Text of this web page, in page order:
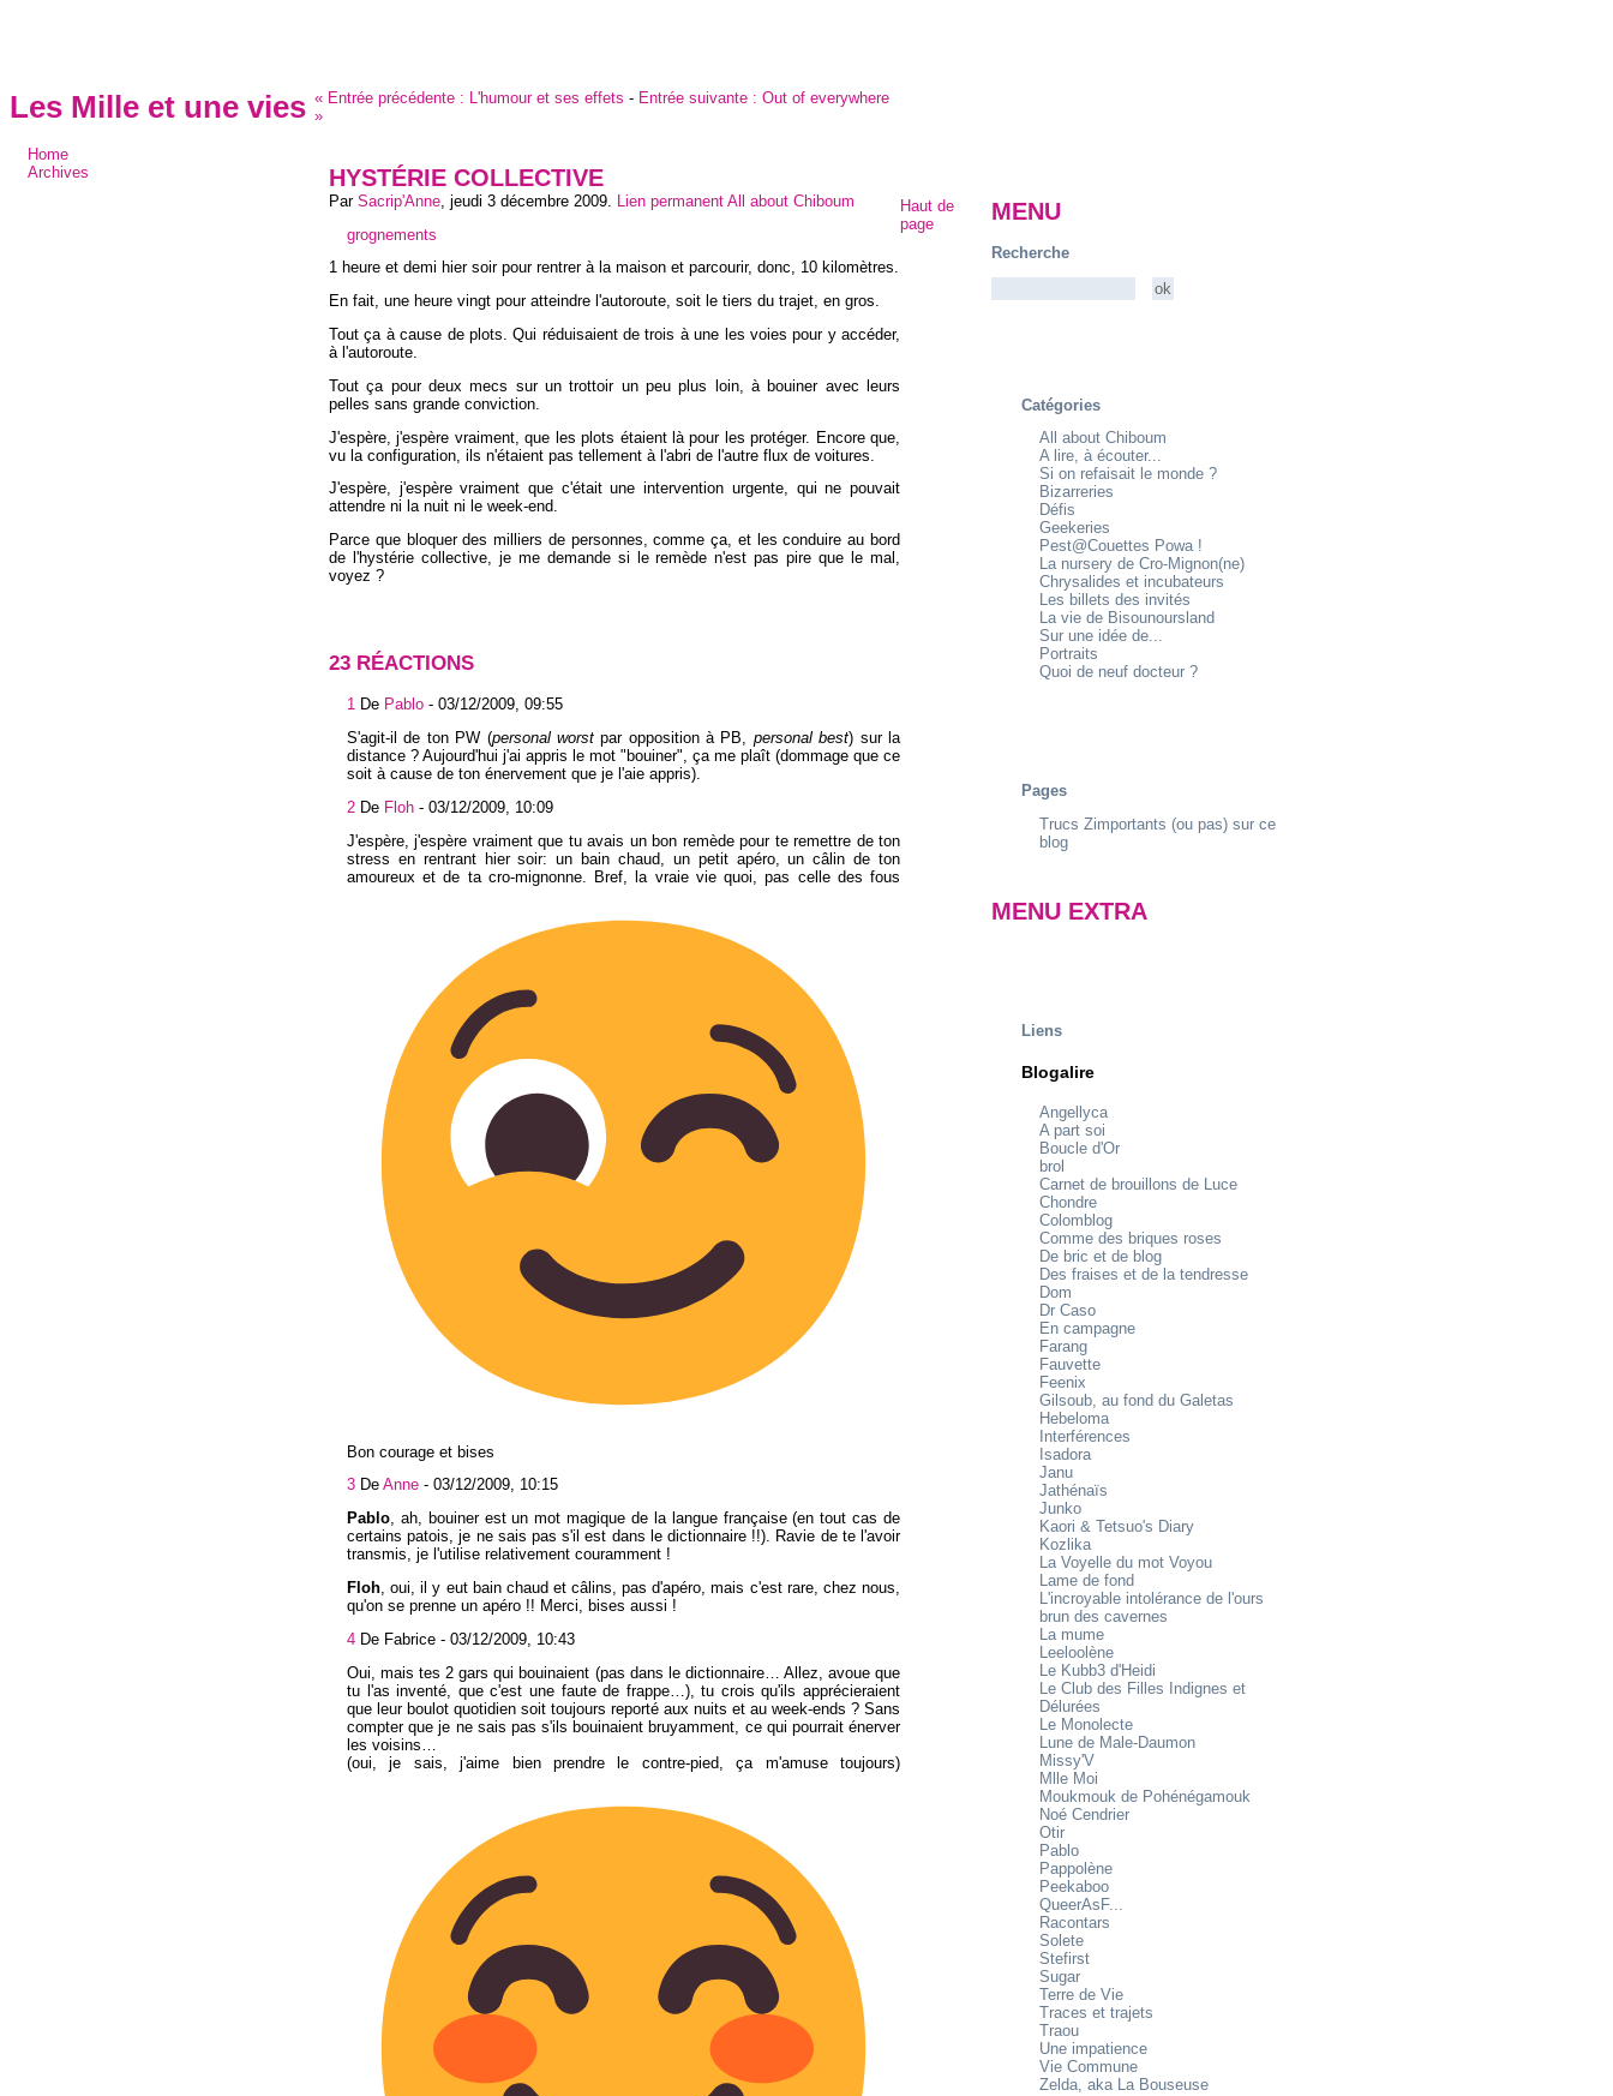
Les Mille et une vies
Home
Archives
« Entrée précédente : L'humour et ses effets - Entrée suivante : Out of everywhere
»
HYSTÉRIE COLLECTIVE
Par Sacrip'Anne jeudi 3 décembre 2009 Lien permanent All about Chiboum
grognements
1 heure et demi hier soir pour rentrer à la maison et parcourir, donc, 10 kilomètres.
En fait, une heure vingt pour atteindre l'autoroute, soit le tiers du trajet, en gros.
Tout ça à cause de plots. Qui réduisaient de trois à une les voies pour y accéder,
à l'autoroute.
Tout ça pour deux mecs sur un trottoir un peu plus loin, à bouiner avec leurs
pelles sans grande conviction.
J'espère, j'espère vraiment, que les plots étaient là pour les protéger. Encore que,
vu la configuration, ils n'étaient pas tellement à l'abri de l'autre flux de voitures.
J'espère, j'espère vraiment que c'était une intervention urgente, qui ne pouvait
attendre ni la nuit ni le week-end.
Parce que bloquer des milliers de personnes, comme ça, et les conduire au bord
de l'hystérie collective, je me demande si le remède n'est pas pire que le mal,
voyez ?
23 RÉACTIONS
1 De Pablo - 03/12/2009, 09:55
S'agit-il de ton PW (personal worstpar opposition à PB, personal best) sur la
distance ? Aujourd'hui j'ai appris le mot "bouiner", ça me plaît (dommage que ce
soit à cause de ton énervement que je l'aie appris).
2 De Floh - 03/12/2009, 10:09
J'espère, j'espère vraiment que tu avais un bon remède pour te remettre de ton
stress en rentrant hier soir: un bain chaud, un petit apéro, un câlin de ton
amoureux et de ta cro-mignonne. Bref, la vraie vie quoi, pas celle des fous
Bon courage et bises
3 De Anne - 03/12/2009, 10:15
Pablo, ah, bouiner est un mot magique de la langue française (en tout cas de
certains patois, je ne sais pas s'il est dans le dictionnaire !!). Ravie de te l'avoir
transmis, je l'utilise relativement couramment !
Floh, oui, il y eut bain chaud et câlins, pas d'apéro, mais c'est rare, chez nous,
qu'on se prenne un apéro !! Merci, bises aussi !
4 De Fabrice - 03/12/2009, 10:43
Oui, mais tes 2 gars qui bouinaient (pas dans le dictionnaire… Allez, avoue que
tu l'as inventé, que c'est une faute de frappe…), tu crois qu'ils apprécieraient
que leur boulot quotidien soit toujours reporté aux nuits et au week-ends ? Sans
compter que je ne sais pas s'ils bouinaient bruyamment, ce qui pourrait énerver
les voisins…
(oui, je sais, j'aime bien prendre le contre-pied, ça m'amuse toujours)
MENU
Recherche
Catégories
All about Chiboum
A lire, à écouter...
Si on refaisait le monde ?
Bizarreries
Défis
Geekeries
Pest@Couettes Powa !
La nursery de Cro-Mignon(ne)
Chrysalides et incubateurs
Les billets des invités
La vie de Bisounoursland
Sur une idée de...
Portraits
Quoi de neuf docteur ?
Pages
Trucs Zimportants (ou pas) sur ce
blog
MENU EXTRA
Liens
Blogalire
Angellyca
A part soi
Boucle d'Or
brol
Carnet de brouillons de Luce
Chondre
Colomblog
Comme des briques roses
De bric et de blog
Des fraises et de la tendresse
Dom
Dr Caso
En campagne
Farang
Fauvette
Feenix
Gilsoub, au fond du Galetas
Hebeloma
Interférences
Isadora
Janu
Jathénaïs
Junko
Kaori & Tetsuo's Diary
Kozlika
La Voyelle du mot Voyou
Lame de fond
L'incroyable intolérance de l'ours
brun des cavernes
La mume
Leeloolène
Le Kubb3 d'Heidi
Le Club des Filles Indignes et
Délurées
Le Monolecte
Lune de Male-Daumon
Missy'V
Mlle Moi
Moukmouk de Pohénégamouk
Noé Cendrier
Otir
Pablo
Pappolène
Peekaboo
QueerAsF...
Racontars
Solete
Stefirst
Sugar
Terre de Vie
Traces et trajets
Traou
Une impatience
Vie Commune
Zelda, aka La Bouseuse
Haut de
page